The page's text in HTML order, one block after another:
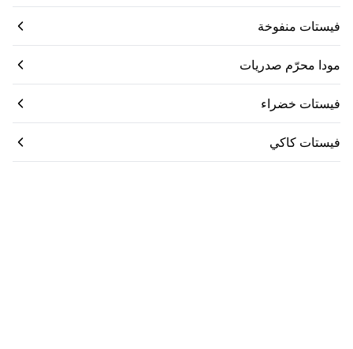
فيستات منفوخة
مودا محرّم صدريات
فيستات خضراء
فيستات كاكي